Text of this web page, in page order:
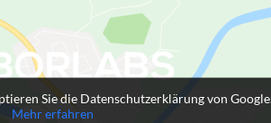
Sie die Datenschutzerklärung von Google.
Mehr erfahren